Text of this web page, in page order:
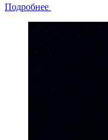
Подробнее